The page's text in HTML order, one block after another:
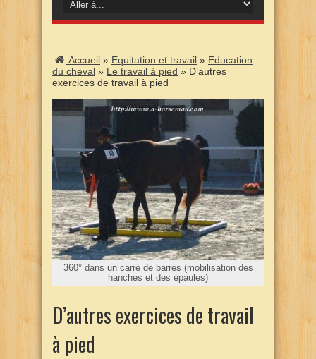
Accueil » Equitation et travail » Education
du cheval » Le travail à pied » D’autres
exercices de travail à pied
360° dans un carré de barres (mobilisation des
hanches et des épaules)
D’autres exercices de travail
à pied